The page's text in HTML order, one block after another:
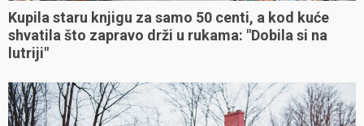
Kupila staru knjigu za samo 50 centi, a kod kuće
shvatila što zapravo drži u rukama: "Dobila si na
lutriji"